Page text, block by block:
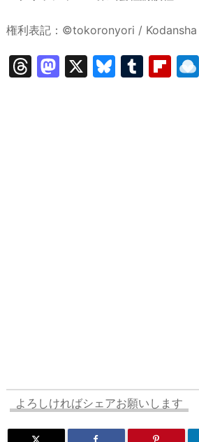
権利表記：©tokoronyori /
T
M X
Bl T
Fl
よろしければシェアお願いします